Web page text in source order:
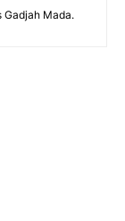
Gadjah Mada.